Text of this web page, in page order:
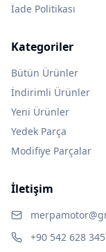
İade Politikası
Kategoriler
Bütün Ürünler
İndirimli Ürünler
Yeni Ürünler
Yedek Parça
Modifiye Parçalar
İletişim
+90 542 628